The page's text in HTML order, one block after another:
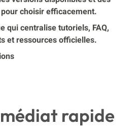
choisir efficacement.
qui centralise tutoriels, FAQ,
et ressources officielles.
rapide